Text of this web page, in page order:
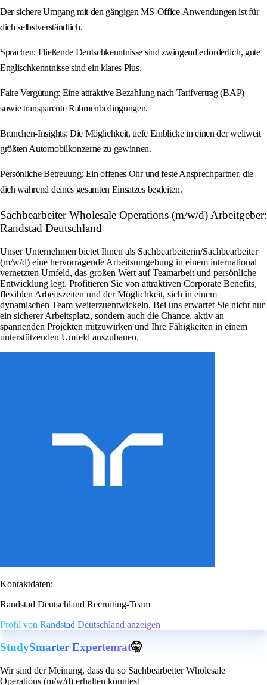
Der sichere Umgang mit den gängigen MS-Office-Anwendungen ist für
dich selbstverständlich.
Sprachen: Fließende Deutschkenntnisse sind zwingend erforderlich, gute
Englischkenntnisse sind ein klares Plus.
Faire Vergütung: Eine attraktive Bezahlung nach Tarifvertrag (BAP)
sowie transparente Rahmenbedingungen.
Branchen-Insights: Die Möglichkeit, tiefe Einblicke in einen der weltweit
größten Automobilkonzerne zu gewinnen.
Persönliche Betreuung: Ein offenes Ohr und feste Ansprechpartner, die
dich während deines gesamten Einsatzes begleiten.
Sachbearbeiter Wholesale Operations (m/w/d) Arbeitgeber:
Randstad Deutschland
Unser Unternehmen bietet Ihnen als Sachbearbeiterin/Sachbearbeiter
(m/w/d) eine hervorragende Arbeitsumgebung in einem international
vernetzten Umfeld, das großen Wert auf Teamarbeit und persönliche
Entwicklung legt. Profitieren Sie von attraktiven Corporate Benefits,
flexiblen Arbeitszeiten und der Möglichkeit, sich in einem
dynamischen Team weiterzuentwickeln. Bei uns erwartet Sie nicht nur
ein sicherer Arbeitsplatz, sondern auch die Chance, aktiv an
spannenden Projekten mitzuwirken und Ihre Fähigkeiten in einem
unterstützenden Umfeld auszubauen.
Kontaktdaten:
Randstad Deutschland Recruiting-Team
Profil von Randstad Deutschland anzeigen
StudySmarter Expertenrat🤫
Wir sind der Meinung, dass du so Sachbearbeiter Wholesale
Operations (m/w/d) erhalten könntest